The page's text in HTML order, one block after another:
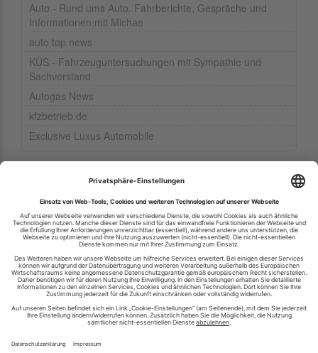
Auto - Rund ums Auto. Fahrberichte, Gespräche und
Informationen mit Michae
auto top news
KÜS - Fahrzeuguntersuchungen mit Sympathie und
Sachverstand
Autogas News
kfzbetrieb.de
Exclusive Luxus Automobile
Ihren RSS-Feed veröffentlichen
RSS-Verzeichnis.de © 2003-2026
Impressum
Kontakt
Datenschutzinformation
Cookie-Einstellungen